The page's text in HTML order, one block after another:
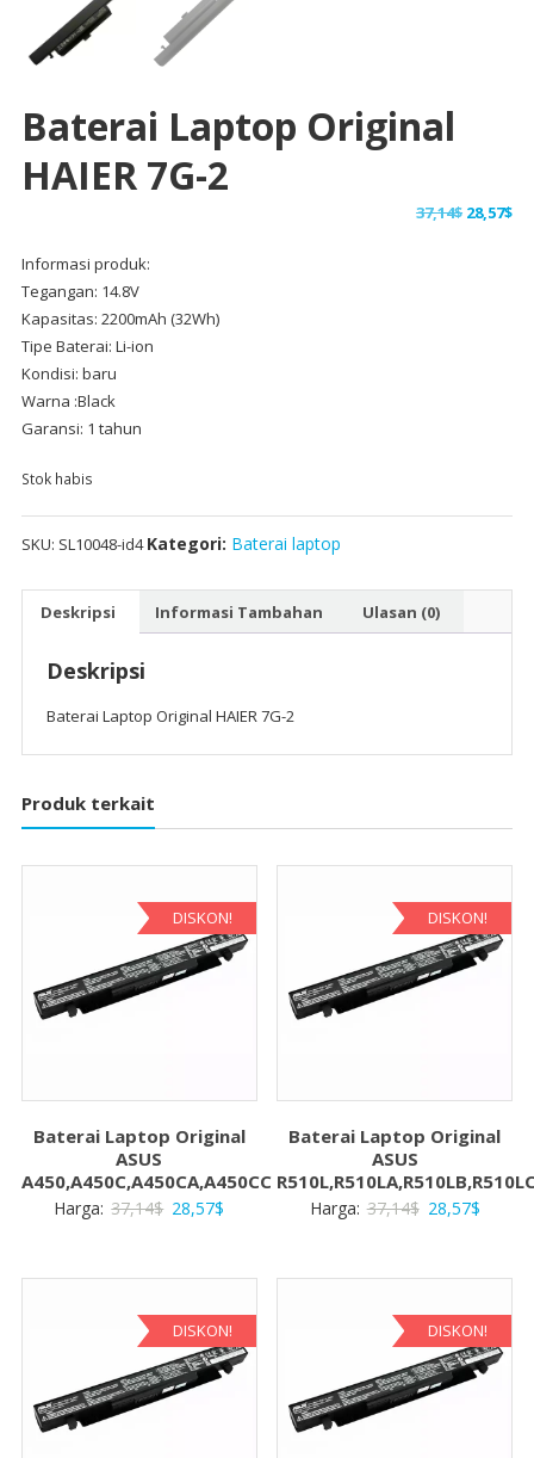
Baterai Laptop Original
HAIER 7G-2
37,14$ Harga
28,57$
Informasi produk:
Tegangan: 14.8V
Kapasitas: 2200mAh (32Wh)
Tipe Baterai: Li-ion
Kondisi: baru
Warna :Black
Garansi: 1 tahun
Stok habis
SKU: SL10048-id4 Kategori: Baterai laptop
Deskripsi Informasi Tambahan Ulasan (0)
Deskripsi
Baterai Laptop Original HAIER 7G-2
Produk terkait
DISKON!
Baterai Laptop Original
ASUS
A450,A450C,A450CA,A450CC
Harga: 37,14$ Harga
28,57$
28,57$.
DISKON!
Baterai Laptop Original
ASUS
Harga: 37,14$ Harga
28,57$Harga
28,57$.
DISKON! DISKON!